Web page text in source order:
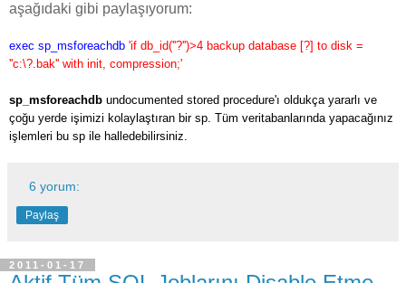
aşağıdaki gibi paylaşıyorum:
exec sp_msforeachdb 'if db_id(''?'')>4 backup database [?] to disk =
''c:\?.bak'' with init, compression;'
sp_msforeachdb undocumented stored procedure'ı oldukça yararlı ve
çoğu yerde işimizi kolaylaştıran bir sp. Tüm veritabanlarında yapacağınız
işlemleri bu sp ile halledebilirsiniz.
6 yorum:
Paylaş
2011-01-17